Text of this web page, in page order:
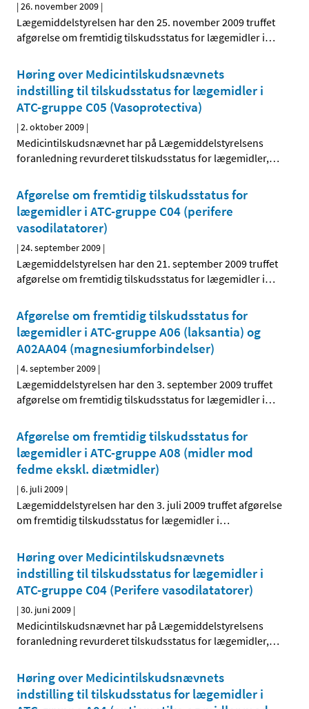
|26. november 2009 |
Lægemiddelstyrelsen har den 25. november 2009 truffet
afgørelse om fremtidig tilskudsstatus for lægemidler i…
Høring over Medicintilskudsnævnets
indstilling til tilskudsstatus for lægemidler i
ATC-gruppe C05 (Vasoprotectiva)
|2. oktober 2009 |
Medicintilskudsnævnet har på Lægemiddelstyrelsens
foranledning revurderet tilskudsstatus for lægemidler,…
Afgørelse om fremtidig tilskudsstatus for
lægemidler i ATC-gruppe C04 (perifere
vasodilatatorer)
|24. september 2009 |
Lægemiddelstyrelsen har den 21. september 2009 truffet
afgørelse om fremtidig tilskudsstatus for lægemidler i…
Afgørelse om fremtidig tilskudsstatus for
lægemidler i ATC-gruppe A06 (laksantia) og
A02AA04 (magnesiumforbindelser)
|4. september 2009 |
Lægemiddelstyrelsen har den 3. september 2009 truffet
afgørelse om fremtidig tilskudsstatus for lægemidler i…
Afgørelse om fremtidig tilskudsstatus for
lægemidler i ATC-gruppe A08 (midler mod
fedme ekskl. diætmidler)
|6. juli 2009 |
Lægemiddelstyrelsen har den 3. juli 2009 truffet afgørelse
om fremtidig tilskudsstatus for lægemidler i…
Høring over Medicintilskudsnævnets
indstilling til tilskudsstatus for lægemidler i
ATC-gruppe C04 (Perifere vasodilatatorer)
|30. juni 2009 |
Medicintilskudsnævnet har på Lægemiddelstyrelsens
foranledning revurderet tilskudsstatus for lægemidler,…
Høring over Medicintilskudsnævnets
indstilling til tilskudsstatus for lægemidler i